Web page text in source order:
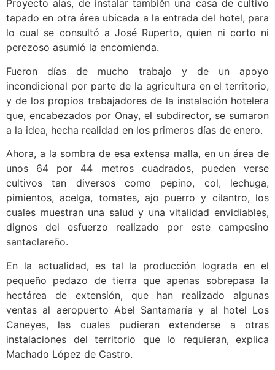
Proyecto alas, de instalar también una casa de cultivo
tapado en otra área ubicada a la entrada del hotel, para
lo cual se consultó a José Ruperto, quien ni corto ni
perezoso asumió la encomienda.
Fueron días de mucho trabajo y de un apoyo
incondicional por parte de la agricultura en el territorio,
y de los propios trabajadores de la instalación hotelera
que, encabezados por Onay, el subdirector, se sumaron
a la idea, hecha realidad en los primeros días de enero.
Ahora, a la sombra de esa extensa malla, en un área de
unos 64 por 44 metros cuadrados, pueden verse
cultivos tan diversos como pepino, col, lechuga,
pimientos, acelga, tomates, ajo puerro y cilantro, los
cuales muestran una salud y una vitalidad envidiables,
dignos del esfuerzo realizado por este campesino
santaclareño.
En la actualidad, es tal la producción lograda en el
pequeño pedazo de tierra que apenas sobrepasa la
hectárea de extensión, que han realizado algunas
ventas al aeropuerto Abel Santamaría y al hotel Los
Caneyes, las cuales pudieran extenderse a otras
instalaciones del territorio que lo requieran, explica
Machado López de Castro.